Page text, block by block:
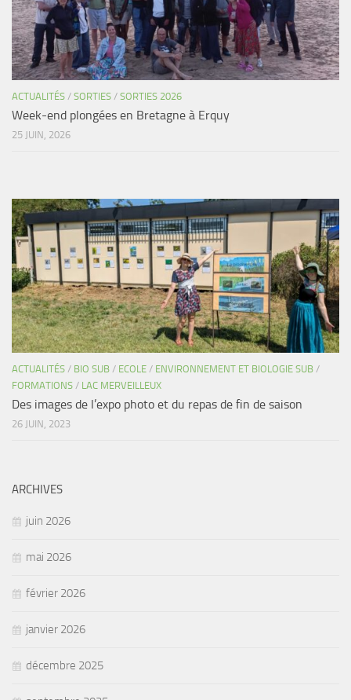
ACTUALITÉS / SORTIES / SORTIES 2026
Week-end plongées en Bretagne à Erquy
25 JUIN, 2026
ACTUALITÉS / BIO SUB / ECOLE / ENVIRONNEMENT ET BIOLOGIE SUB /
FORMATIONS / LAC MERVEILLEUX
Des images de l’expo photo et du repas de fin de saison
26 JUIN, 2023
ARCHIVES
juin 2026
mai 2026
février 2026
janvier 2026
décembre 2025